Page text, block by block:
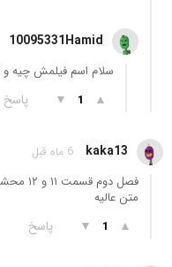
10095331Hamid
سلام اسم فیلمش چیه و
▲
1
▼ پاسخ
kaka13 6 ماه قبل
فصل
متن عالیه
▲
1
▼ پاسخ